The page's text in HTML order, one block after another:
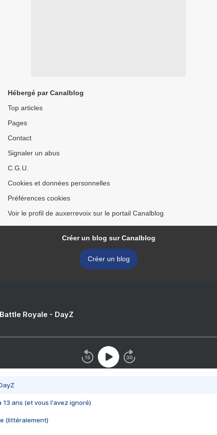
Hébergé par Canalblog
Top articles
Pages
Contact
Signaler un abus
C.G.U.
Cookies et données personnelles
Préférences cookies
Voir le profil de auxerrevoix sur le portail Canalblog
Créer un blog sur Canalblog
Créer un blog
Royale - DayZ
13 ans (et vous l'avez ignoré)
(littéralement)